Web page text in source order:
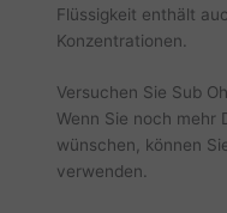
Flüssigkeit enthält
Konzentrationen.
Versuchen Sie Sub
Wenn Sie noch mehr
wünschen, können
verwenden.